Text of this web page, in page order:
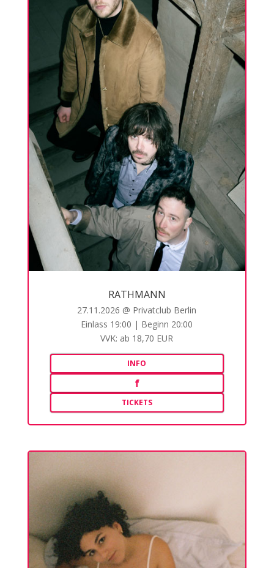
RATHMANN
27.11.2026 @ Privatclub Berlin
Einlass 19:00 | Beginn 20:00
VVK: ab 18,70 EUR
INFO
f
TICKETS